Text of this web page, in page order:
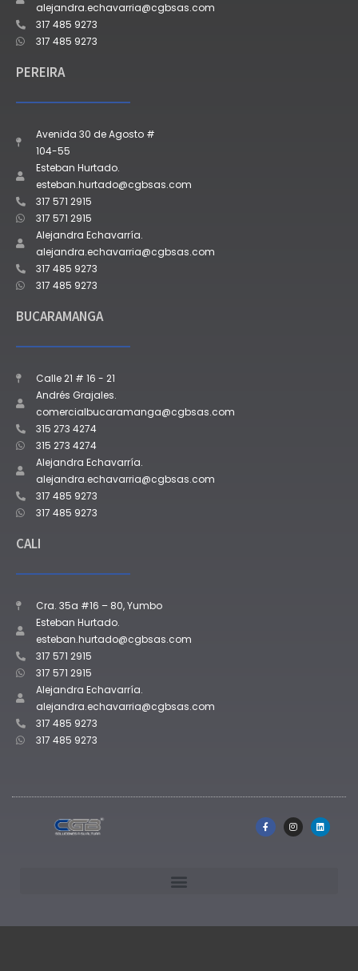
alejandra.echavarria@cgbsas.com
317 485 9273
317 485 9273
PEREIRA
Avenida 30 de Agosto #
104-55
Esteban Hurtado.
esteban.hurtado@cgbsas.com
317 571 2915
317 571 2915
Alejandra Echavarría.
alejandra.echavarria@cgbsas.com
317 485 9273
317 485 9273
BUCARAMANGA
Calle 21 # 16 - 21
Andrés Grajales.
comercialbucaramanga@cgbsas.com
315 273 4274
315 273 4274
Alejandra Echavarría.
alejandra.echavarria@cgbsas.com
317 485 9273
317 485 9273
CALI
Cra. 35a #16 – 80, Yumbo
Esteban Hurtado.
esteban.hurtado@cgbsas.com
317 571 2915
317 571 2915
Alejandra Echavarría.
alejandra.echavarria@cgbsas.com
317 485 9273
317 485 9273